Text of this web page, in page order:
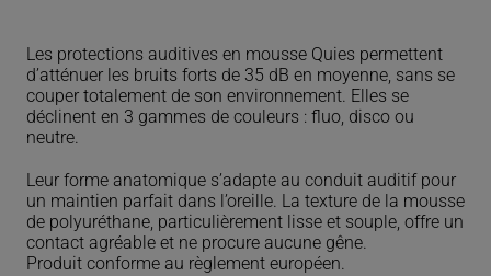
auditive
en
mousse
Les protections auditives en mousse Quies permettent
d’atténuer les bruits forts de 35 dB en moyenne, sans se
couper totalement de son environnement. Elles se
déclinent en 3 gammes de couleurs : fluo, disco ou
neutre.
Leur forme anatomique s’adapte au conduit auditif pour
un maintien parfait dans l’oreille. La texture de la mousse
de polyuréthane, particulièrement lisse et souple, offre un
contact agréable et ne procure aucune gêne.
Produit conforme au règlement européen.